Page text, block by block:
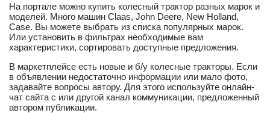
На портале можно купить колесный трактор разных марок и
моделей. Много машин Claas, John Deere, New Holland,
Case. Вы можете выбрать из списка популярных марок.
Или установить в фильтрах необходимые вам
характеристики, сортировать доступные предложения.
В маркетплейсе есть новые и б/у колесные тракторы. Если
в объявлении недостаточно информации или мало фото,
задавайте вопросы автору. Для этого используйте онлайн-
чат сайта с или другой канал коммуникации, предложенный
автором публикации.